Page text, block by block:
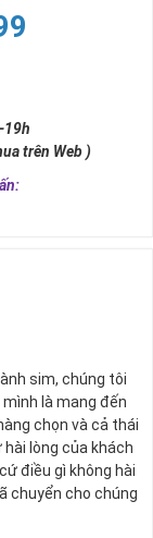
âm dương và đất
lợi và mang lại
hai mặt của
để đưa ra
19h
trên Web )
sim, chúng tôi
là mang đến
chọn và cả thái
lòng của khách
điều gì không hài
chuyển cho chúng